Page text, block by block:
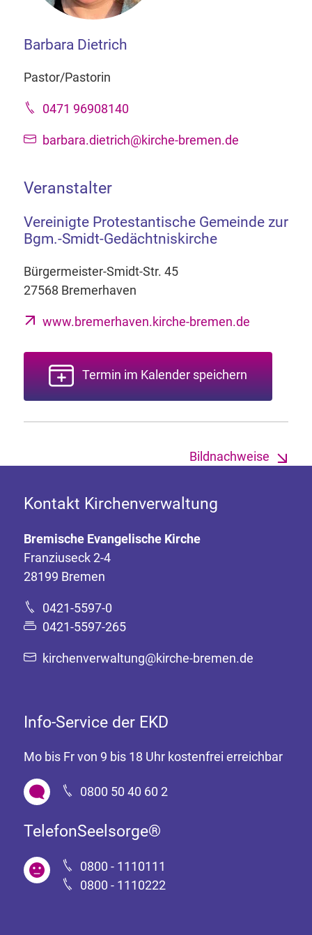
Barbara Dietrich
Pastor/Pastorin
0471 96908140
barbara.dietrich@kirche-bremen.de
Veranstalter
Vereinigte Protestantische Gemeinde zur
Bgm.-Smidt-Gedächtniskirche
Bürgermeister-Smidt-Str. 45
27568 Bremerhaven
www.bremerhaven.kirche-bremen.de
Termin im Kalender speichern
Bildnachweise
Kontakt Kirchenverwaltung
Bremische Evangelische Kirche
Franziuseck 2-4
28199 Bremen
0421-5597-0
0421-5597-265
kirchenverwaltung@kirche-bremen.de
Info-Service der EKD
Mo bis Fr von 9 bis 18 Uhr kostenfrei erreichbar
0800 50 40 60 2
TelefonSeelsorge®
0800 - 1110111
0800 - 1110222